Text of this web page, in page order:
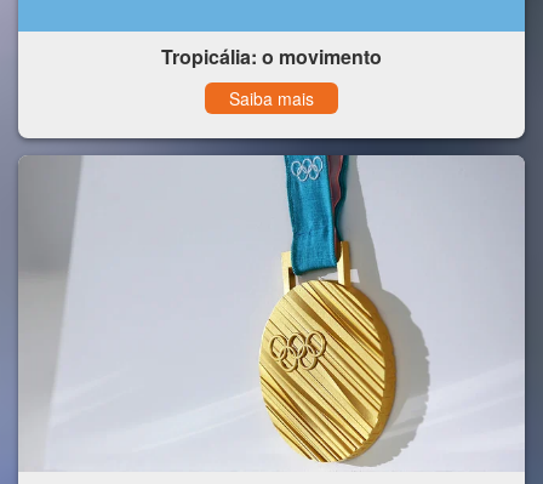
Tropicália: o movimento
Saiba mais